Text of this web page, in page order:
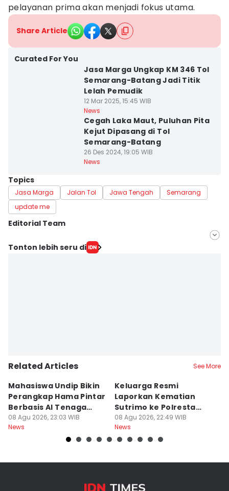
pelayanan prima akan menjadi fokus utama.
Share Article
Curated For You
Jasa Marga Ungkap KM 346 Tol
Semarang-Batang Jadi Titik
Lelah Pemudik
12 Mar 2025, 15:45 WIB
News
Cegah Laka Maut, Puluhan Pita
Kejut Dipasang di Tol
Semarang-Batang
26 Des 2024, 19:05 WIB
News
Topics
Jasa Marga Jalan Tol Jawa Tengah
Semarang
update me
Editorial Team
Editor
Tonton lebih seru di
Related Articles See More
Mahasiswa Undip Bikin
Perangkap Hama Pintar
Berbasis AI Tenaga
Surya
08 Agu 2026, 23:03 WIB
News
Keluarga Resmi
Laporkan Kematian
Sutrimo ke Polresta
Banyumas
08 Agu 2026, 22:49 WIB
News